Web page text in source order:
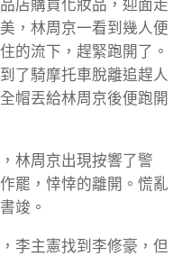
店購買化妝品，迎面走
，林周京一看到幾人便
的流下，趕緊跑開了。
了騎摩托車脫離追趕人
帽丟給林周京後便跑開
林周京出現按響了警
罷，悻悻的離開。慌亂
竣。
李主憲找到李修豪，但